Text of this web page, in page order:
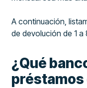
A continuación,
de devolución de 1 a
¿Qué
préstamos